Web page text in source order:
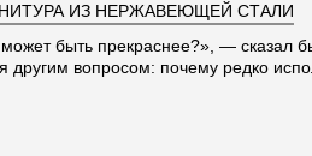
ИЗ НЕРЖАВЕЮЩЕЙ СТАЛИ
быть прекраснее?», — сказал
вопросом: почему редко